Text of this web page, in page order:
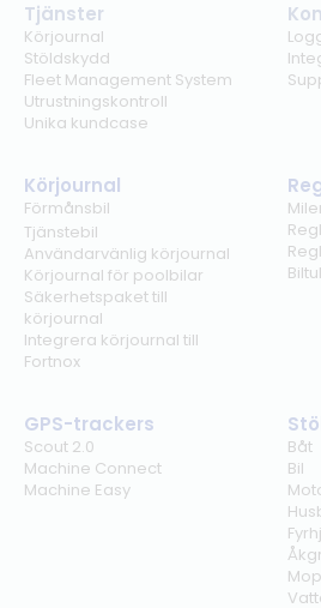
Tjänster
Körjournal
Stöldskydd
Fleet Management System
Utrustningskontroll
Unika kundcase
Körjournal
Förmånsbil
Tjänstebil
Användarvänlig körjournal
Körjournal för poolbilar
Säkerhetspaket till
körjournal
Integrera körjournal till
Fortnox
GPS-trackers
Scout 2.0
Machine Connect
Machine Easy
Båt
Bil